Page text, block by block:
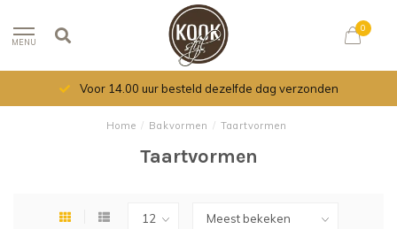
MENU
0
Voor 14.00 uur besteld dezelfde dag verzonden
Home / Bakvormen / Taartvormen
Taartvormen